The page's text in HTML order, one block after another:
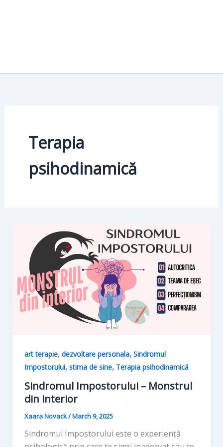
Terapia
psihodinamică
art terapie, dezvoltare personala, Sindromul
Impostorului, stima de sine, Terapia psihodinamică
Sindromul Impostorului – Monstrul
din interior
Xaara Novack/March 9, 2025
Sindromul Impostorului este o experiență